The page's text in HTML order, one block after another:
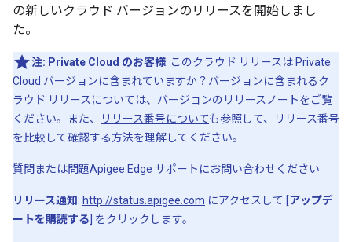
の新しいクラウド バージョンのリリースを開始しまし
た。
注: Private Cloud のお客様: このクラウド リリースは Private
Cloud バージョンに含まれていますか？バージョンに含まれるク
ラウド リリースについては、バージョンのリリースノートをご覧
ください。また、
リリース番号についても参照して、リリース番号
を比較して確認する方法を理解してください。
質問または問題Apigee Edge サポート にお問い合わせください
リリース通知: http://status.apigee.com にアクセスして [アップデ
ートを購読する ] をクリックします。